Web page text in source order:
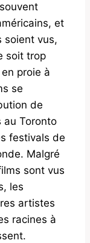
et
soient vus,
soit trop
proie à
se
de
au Toronto
festivals de
Malgré
sont vus
les
artistes
racines à